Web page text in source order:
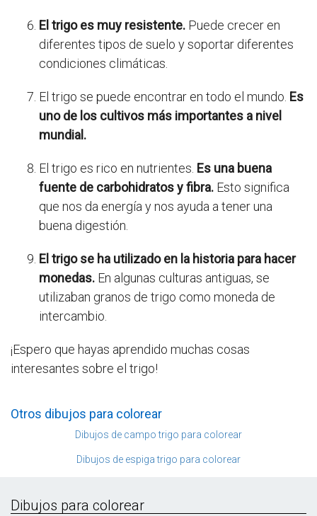
El trigo es muy resistente. Puede crecer en
diferentes tipos de suelo y soportar diferentes
condiciones climáticas.
El trigo se puede encontrar en todo el mundo. Es
uno de los cultivos más importantes a nivel
mundial.
El trigo es rico en nutrientes. Es una buena
fuente de carbohidratos y fibra. Esto significa
que nos da energía y nos ayuda a tener una
buena digestión.
El trigo se ha utilizado en la historia para hacer
monedas. En algunas culturas antiguas, se
utilizaban granos de trigo como moneda de
intercambio.
¡Espero que hayas aprendido muchas cosas
interesantes sobre el trigo!
Otros dibujos para colorear
Dibujos de campo trigo para colorear
Dibujos de espiga trigo para colorear
Dibujos para colorear